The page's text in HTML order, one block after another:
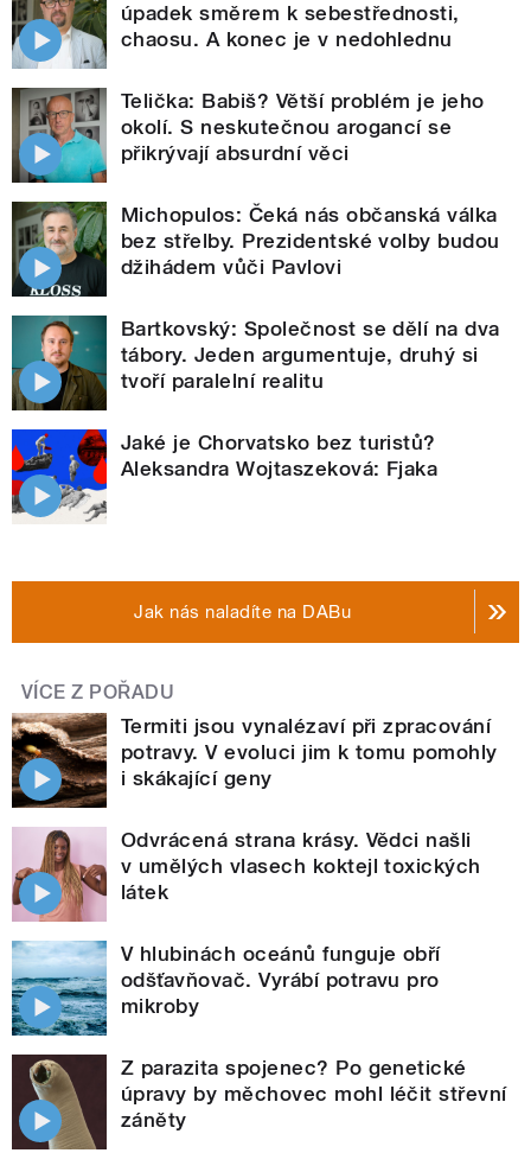
úpadek směrem k sebestřednosti,
chaosu. A konec je v nedohlednu
Telička: Babiš? Větší problém je jeho
okolí. S neskutečnou arogancí se
přikrývají absurdní věci
Michopulos: Čeká nás občanská válka
bez střelby. Prezidentské volby budou
džihádem vůči Pavlovi
Bartkovský: Společnost se dělí na dva
tábory. Jeden argumentuje, druhý si
tvoří paralelní realitu
Jaké je Chorvatsko bez turistů?
Aleksandra Wojtaszeková: Fjaka
Jak nás naladíte na DABu
VÍCE Z POŘADU
Termiti jsou vynalézaví při zpracování
potravy. V evoluci jim k tomu pomohly
i skákající geny
Odvrácená strana krásy. Vědci našli
v umělých vlasech koktejl toxických
látek
V hlubinách oceánů funguje obří
odšťavňovač. Vyrábí potravu pro
mikroby
Z parazita spojenec? Po genetické
úpravy by měchovec mohl léčit střevní
záněty